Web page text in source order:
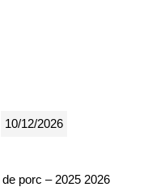
10/12/2026
porc – 2025 2026